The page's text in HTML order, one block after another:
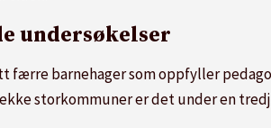
undersøkelser
færre barnehager som oppfyller
storkommuner er det under en